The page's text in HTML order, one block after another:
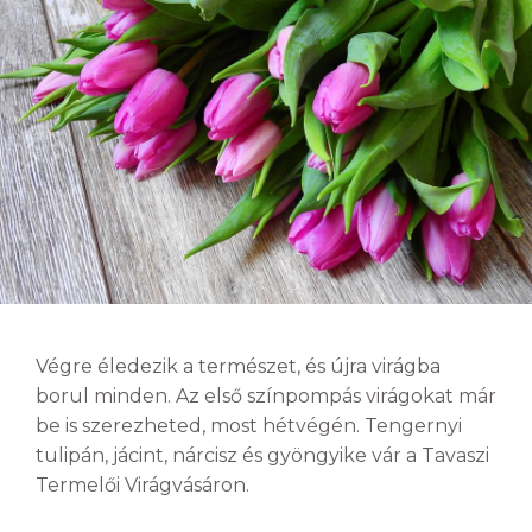
Végre éledezik a természet, és újra virágba
borul minden. Az első színpompás virágokat már
be is szerezheted, most hétvégén. Tengernyi
tulipán, jácint, nárcisz és gyöngyike vár a Tavaszi
Termelői Virágvásáron.